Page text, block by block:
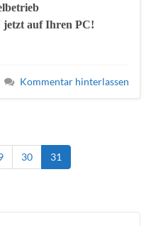
jetzt auf Ihren PC!
Kommentar hinterlassen
30 31